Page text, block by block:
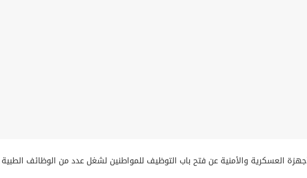
العسكرية والأمنية عن فتح باب التوظيف للمواطنين لشغل عدد من الوظائف